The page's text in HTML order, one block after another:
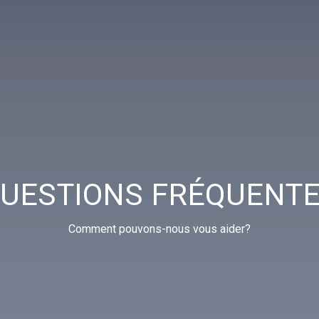
Comment pouvons-nous vous aider?